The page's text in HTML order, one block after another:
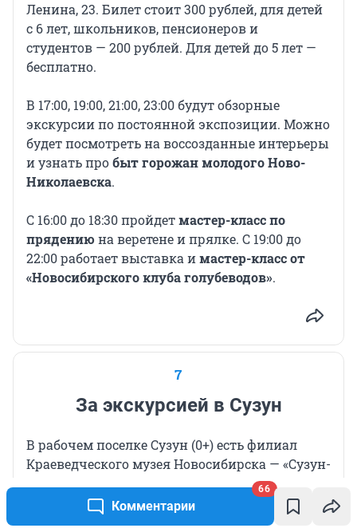
Комментарии
66
Ленина, 23. Билет стоит 300 рублей, для детей
с 6 лет, школьников, пенсионеров и
студентов — 200 рублей. Для детей до 5 лет —
бесплатно.
В 17:00, 19:00, 21:00, 23:00 будут обзорные
экскурсии по постоянной экспозиции. Можно
будет посмотреть на воссозданные интерьеры
и узнать пробыт горожан молодого Ново-
Николаевска.
С 16:00 до 18:30 пройдетмастер-класс по
прядениюна веретене и прялке. С 19:00 до
22:00 работает выставка имастер-класс от
«Новосибирского клуба голубеводов».
7
За экскурсией в Сузун
В рабочем поселке Сузун (0+) есть филиал
Краеведческого музея Новосибирска — «Сузун-
завод. Монетный двор». 16 мая он будет
работать с 11:00 до 20:00. Билеты стоят по 400
рублей, школьникам, студентам,